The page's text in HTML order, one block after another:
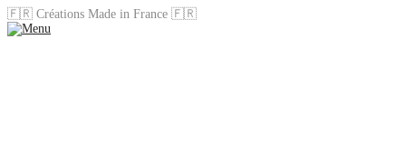
🇫🇷 Créations Made in France 🇫🇷